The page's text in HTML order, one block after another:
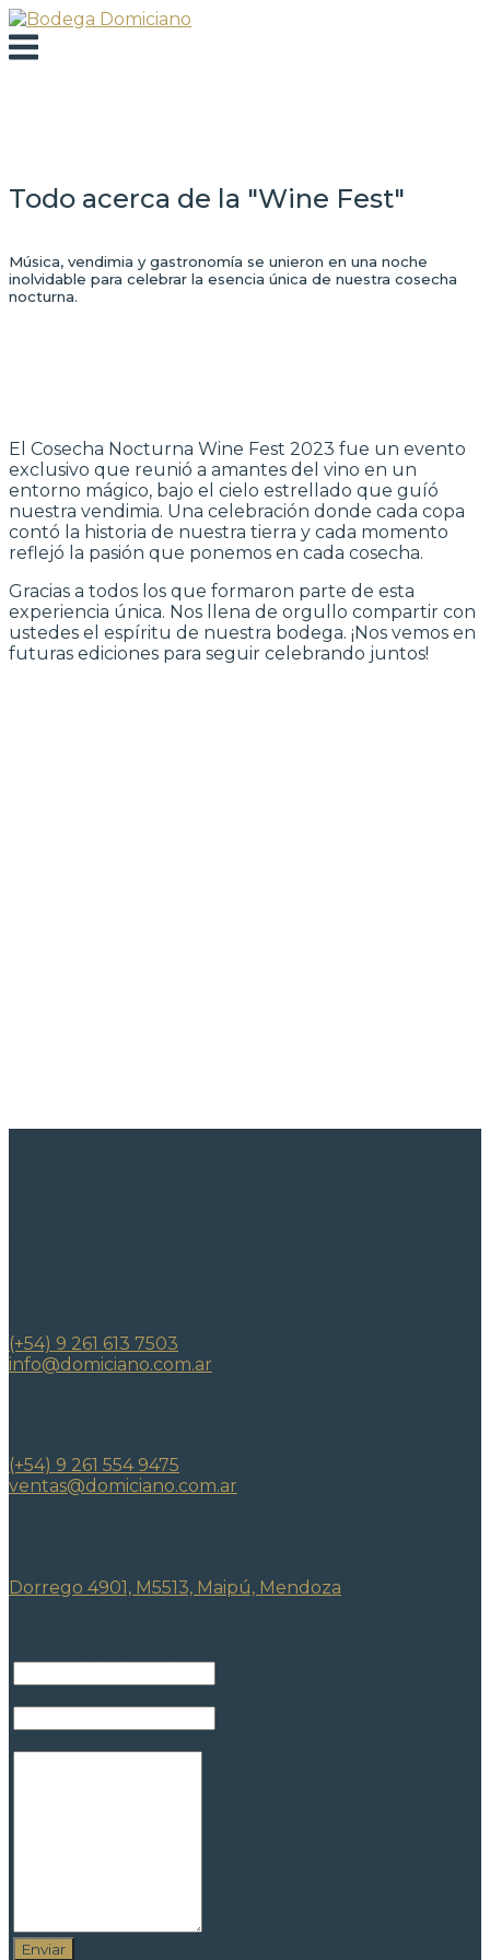
Skip
to
content
Menu
Todo acerca de la "Wine Fest"
Música, vendimia y gastronomía se unieron en una noche
inolvidable para celebrar la esencia única de nuestra cosecha
nocturna.
El Cosecha Nocturna Wine Fest 2023 fue un evento
exclusivo que reunió a amantes del vino en un
entorno mágico, bajo el cielo estrellado que guíó
nuestra vendimia. Una celebración donde cada copa
contó la historia de nuestra tierra y cada momento
reflejó la pasión que ponemos en cada cosecha.
Gracias a todos los que formaron parte de esta
experiencia única. Nos llena de orgullo compartir con
ustedes el espíritu de nuestra bodega. ¡Nos vemos en
futuras ediciones para seguir celebrando juntos!
(+54) 9 261 613 7503
info@domiciano.com.ar
(+54) 9 261 554 9475
ventas@domiciano.com.ar
Dorrego 4901, M5513, Maipú, Mendoza
Enviar